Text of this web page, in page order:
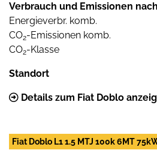
Verbrauch und Emissionen
Energieverbr. komb.
CO2-Emissionen komb.
CO2-Klasse
Standort
Details zum Fiat Doblo
Fiat Doblo L1 1.5 MTJ 100k 6MT